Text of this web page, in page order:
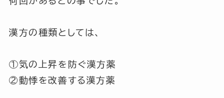
漢方の種類としては、
①気の上昇を防ぐ漢方薬
②動悸を改善する漢方薬